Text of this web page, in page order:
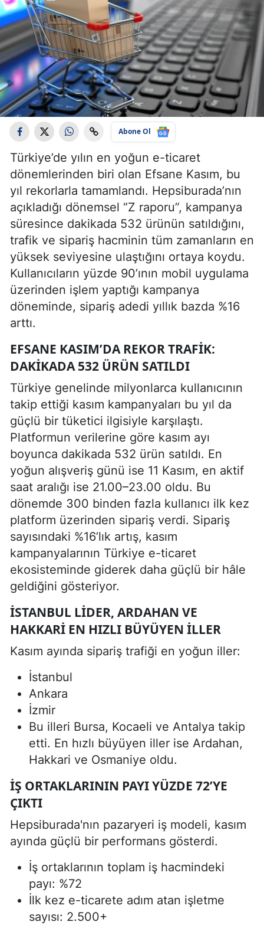
Abone Ol
Türkiye’de yılın en yoğun e-ticaret
dönemlerinden biri olan Efsane Kasım, bu
yıl rekorlarla tamamlandı. Hepsiburada’nın
açıkladığı dönemsel “Z raporu”, kampanya
süresince dakikada 532 ürünün satıldığını,
trafik ve sipariş hacminin tüm zamanların en
yüksek seviyesine ulaştığını ortaya koydu.
Kullanıcıların yüzde 90’ının mobil uygulama
üzerinden işlem yaptığı kampanya
döneminde, sipariş adedi yıllık bazda %16
arttı.
EFSANE KASIM’DA REKOR TRAFIK:
DAKIKADA 532 ÜRÜN SATILDI
Türkiye genelinde milyonlarca kullanıcının
takip ettiği kasım kampanyaları bu yıl da
güçlü bir tüketici ilgisiyle karşılaştı.
Platformun verilerine göre kasım ayı
boyunca dakikada 532 ürün satıldı. En
yoğun alışveriş günü ise 11 Kasım, en aktif
saat aralığı ise 21.00–23.00 oldu. Bu
dönemde 300 binden fazla kullanıcı ilk kez
platform üzerinden sipariş verdi. Sipariş
sayısındaki %16’lık artış, kasım
kampanyalarının Türkiye e-ticaret
ekosisteminde giderek daha güçlü bir hâle
geldiğini gösteriyor.
İSTANBUL LIDER, ARDAHAN VE
HAKKARI EN HIZLI BÜYÜYEN İLLER
Kasım ayında sipariş trafiği en yoğun iller:
İstanbul
Ankara
İzmir
Bu illeri Bursa, Kocaeli ve Antalya takip
etti. En hızlı büyüyen iller ise Ardahan,
Hakkari ve Osmaniye oldu.
İŞ ORTAKLARININ PAYI YÜZDE 72’YE
ÇIKTI
Hepsiburada'nın pazaryeri iş modeli, kasım
ayında güçlü bir performans gösterdi.
İş ortaklarının toplam iş hacmindeki
payı: %72
İlk kez e-ticarete adım atan işletme
sayısı: 2.500+